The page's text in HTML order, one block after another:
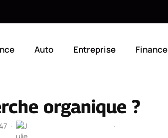
Auto Entreprise Finance
organique ?
· ·